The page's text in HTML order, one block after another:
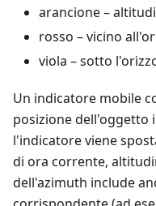
arancione –
rosso – vicino
viola – sotto
Un indicatore mobile
posizione dell'oggetto
l'indicatore viene
di ora corrente,
dell'azimuth include